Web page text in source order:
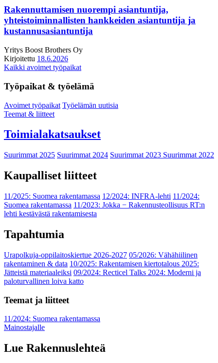
Rakennuttamisen nuorempi asiantuntija,
yhteistoiminnallisten hankkeiden asiantuntija ja
kustannusasiantuntija
Yritys Boost Brothers Oy
Kirjoitettu 18.6.2026
Kaikki avoimet työpaikat
Työpaikat & työelämä
Avoimet työpaikat Työelämän uutisia
Teemat & liitteet
Toimialakatsaukset
Suurimmat 2025 Suurimmat 2024 Suurimmat 2023 Suurimmat 2022
Kaupalliset liitteet
11/2025: Suomea rakentamassa 12/2024: INFRA-lehti 11/2024:
Suomea rakentamassa 11/2023: Jokka − Rakennusteollisuus RT:n
lehti kestävästä rakentamisesta
Tapahtumia
Urapolkuja-oppilaitoskiertue 2026-2027 05/2026: Vähähiilinen
rakentaminen & data 10/2025: Rakentamisen kiertotalous 2025:
Jätteistä materiaaleiksi 09/2024: Recticel Talks 2024: Moderni ja
paloturvallinen loiva katto
Teemat ja liitteet
11/2024: Suomea rakentamassa
Mainostajalle
Lue Rakennuslehteä